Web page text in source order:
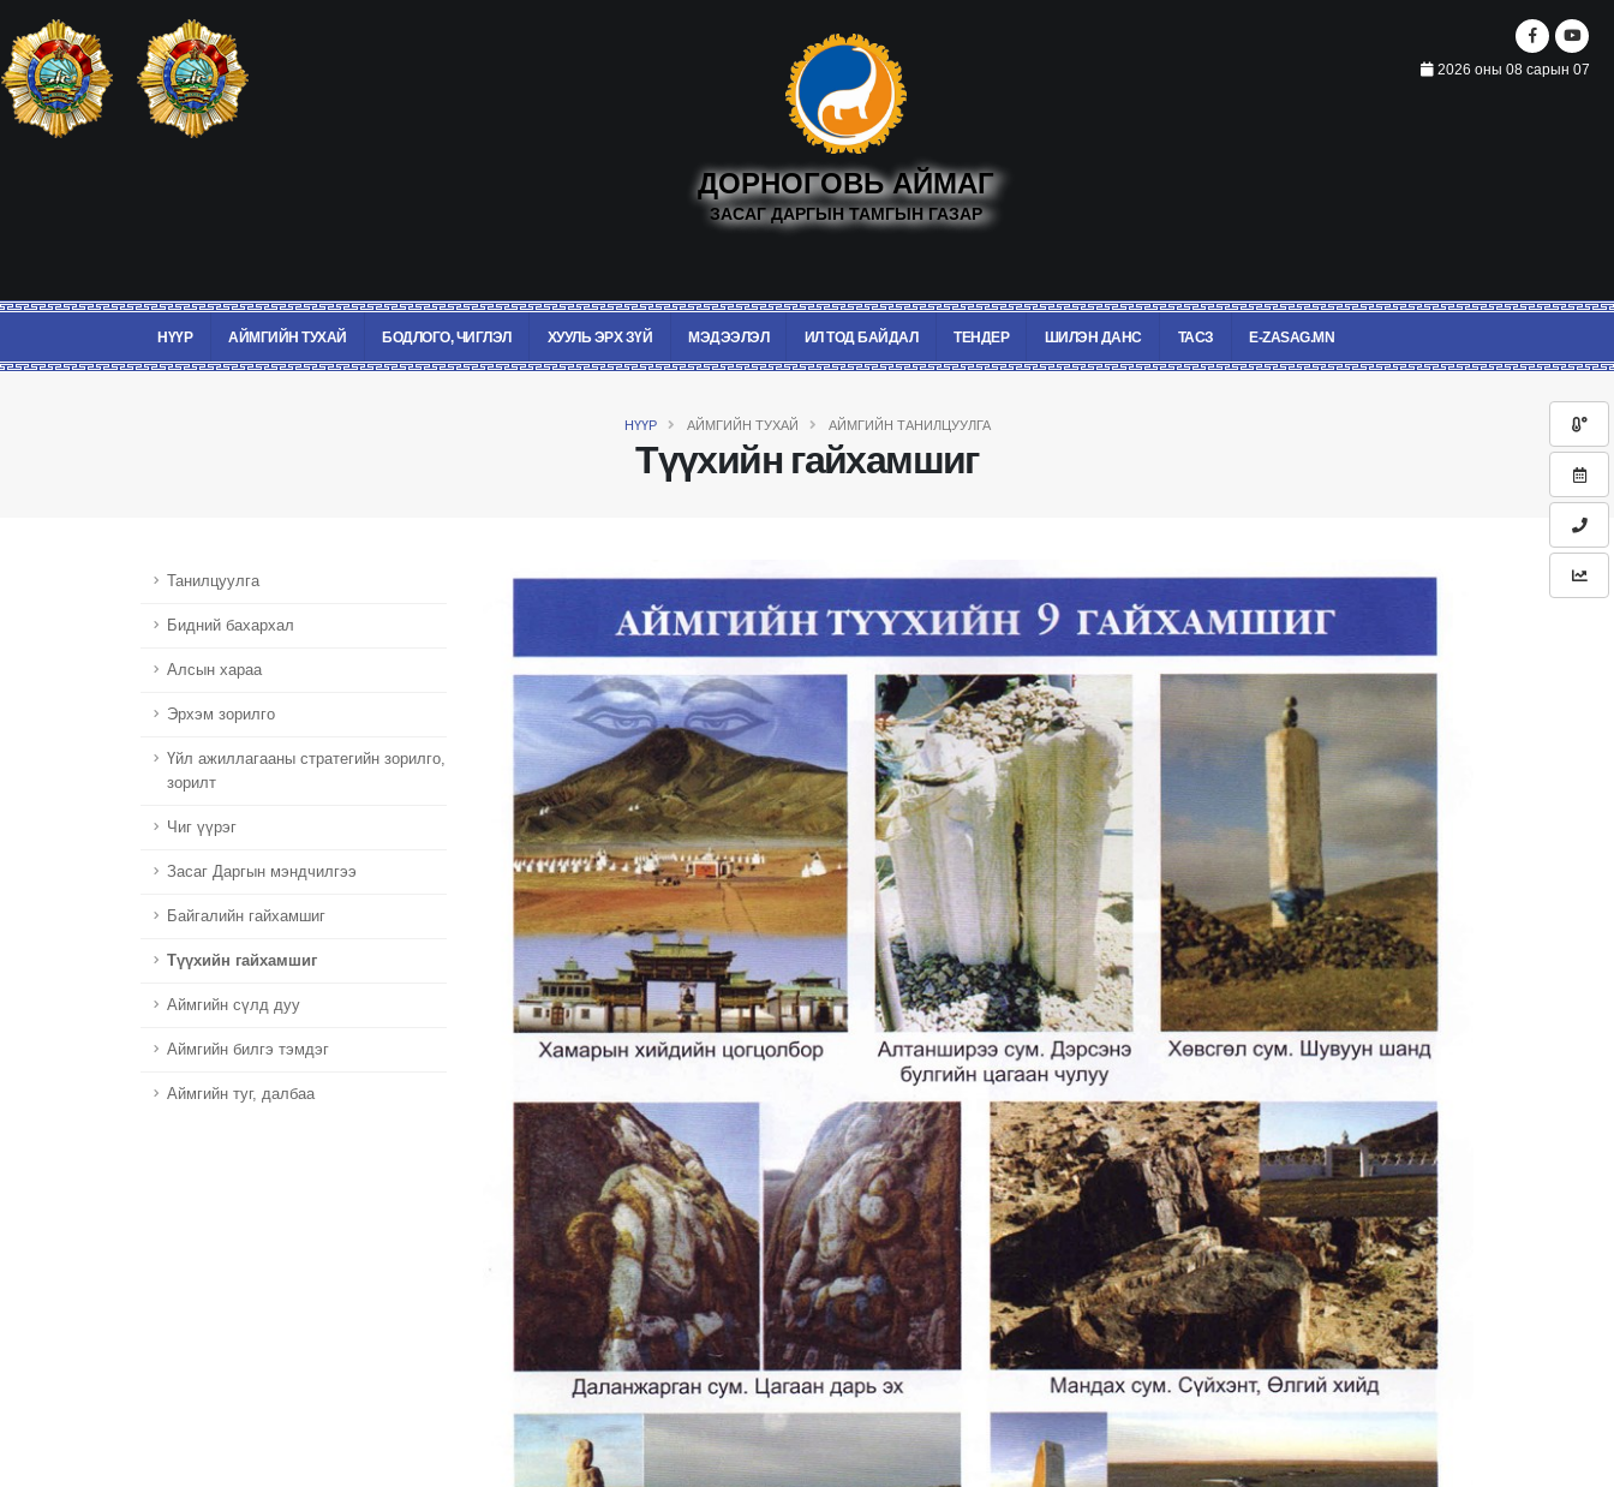
2026 оны 08 сарын 07
ДОРНОГОВЬ АЙМАГ
ЗАСАГ ДАРГЫН ТАМГЫН ГАЗАР
НҮҮР АЙМГИЙН ТУХАЙ БОДЛОГО, ЧИГЛЭЛ ХУУЛЬ ЭРХ ЗҮЙ МЭДЭЭЛЭЛ ИЛ ТОД БАЙДАЛ ТЕНДЕР ШИЛЭН ДАНС ТАСЗ E-ZASAG.MN
Түүхийн гайхамшиг
НҮҮР АЙМГИЙН ТУХАЙ АЙМГИЙН ТАНИЛЦУУЛГА
Танилцуулга
Бидний бахархал
Алсын хараа
Эрхэм зорилго
Үйл ажиллагааны стратегийн зорилго,
зорилт
Чиг үүрэг
Засаг Даргын мэндчилгээ
Байгалийн гайхамшиг
Түүхийн гайхамшиг
Аймгийн сүлд дуу
Аймгийн билгэ тэмдэг
Аймгийн туг, далбаа